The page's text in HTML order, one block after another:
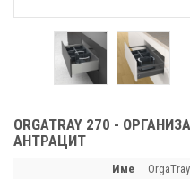
ORGATRAY 270 -
АНТРАЦИТ
Име